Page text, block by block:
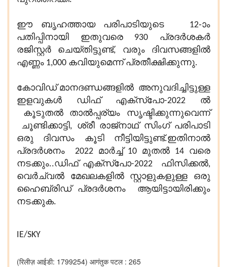
ഈ ബൃഹത്തായ പരിപാടിയുടെ 12-ാം
പതിപ്പിനായി ഇതുവരെ 930 പ്രദർശകർ
രജിസ്റ്റർ ചെയ്തിട്ടുണ്ട്, വരും ദിവസങ്ങളിൽ
എണ്ണം 1,000 കവിയുമെന്ന് പ്രതീക്ഷിക്കുന്നു.
കോവിഡ് മാനദണ്ഡങ്ങളിൽ അനുവദിച്ചിട്ടുള്ള
ഇളവുകൾ ഡിഫ് എക്സ്പോ-2022 ൽ
കൂടുതൽ താൽപ്പര്യം സൃഷ്ടിക്കുന്നുവെന്ന്
ചൂണ്ടിക്കാട്ടി, ശ്രീ രാജ്‌നാഥ് സിംഗ് പരിപാടി
ഒരു ദിവസം കൂടി നീട്ടിയിട്ടുണ്ട്.ഇതിനാൽ
പ്രദർശനം 2022 മാർച്ച് 10 മുതൽ 14 വരെ
നടക്കും..ഡിഫ് എക്സ്പോ-2022 ഫിസിക്കൽ,
വെർച്വൽ മേഖലകളിൽ സ്റ്റാളുകളുള്ള ഒരു
ഹൈബ്രിഡ് പ്രദർശനം ആയിട്ടായിരിക്കും
നടക്കുക.
IE/SKY
(रिलीज़ आईडी: 1799254) आगंतुक पटल : 265